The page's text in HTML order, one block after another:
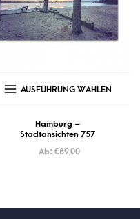
AUSFÜHRUNG WÄHLEN
Hamburg –
Stadtansichten 757
Ab: €89,00